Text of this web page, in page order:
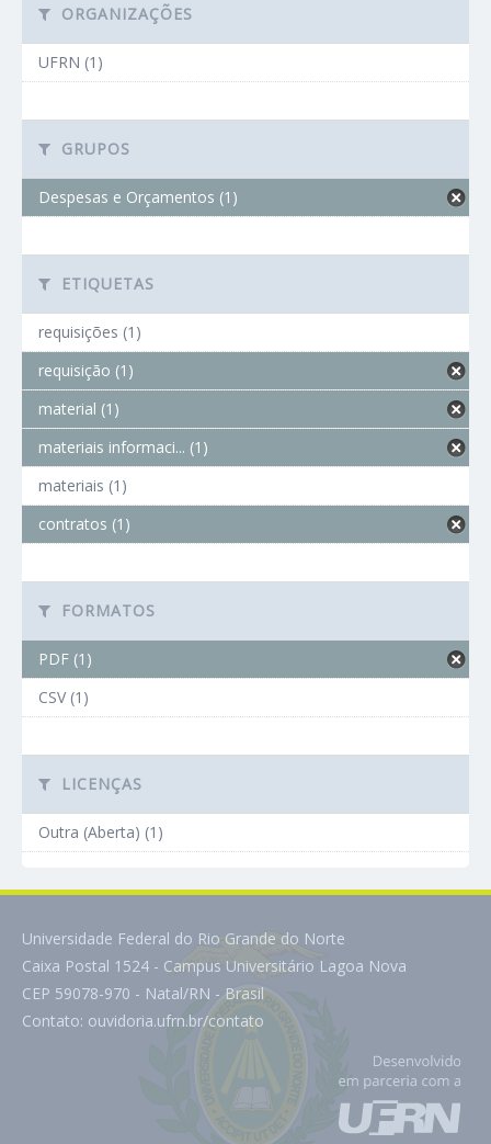
ORGANIZAÇÕES
UFRN (1)
GRUPOS
Despesas e Orçamentos (1)
ETIQUETAS
requisições (1)
requisição (1)
material (1)
materiais informaci... (1)
materiais (1)
contratos (1)
FORMATOS
PDF (1)
CSV (1)
LICENÇAS
Outra (Aberta) (1)
Universidade Federal do Rio Grande do Norte
Caixa Postal 1524 - Campus Universitário Lagoa Nova
CEP 59078-970 - Natal/RN - Brasil
Contato: ouvidoria.ufrn.br/contato